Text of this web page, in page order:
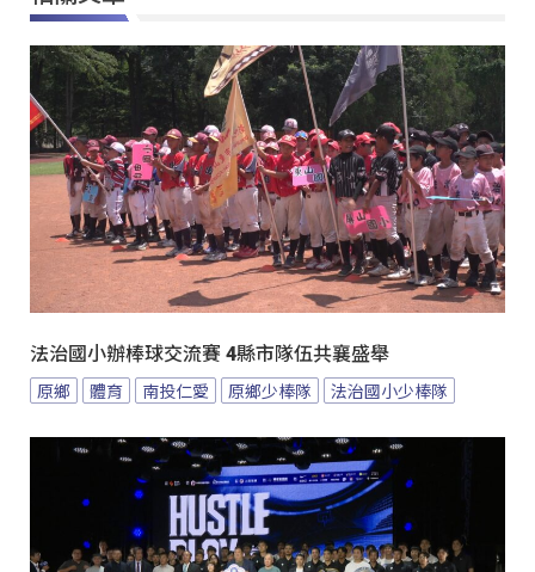
法治國小辦棒球交流賽 4縣市隊伍共襄盛舉
原鄉 體育 南投仁愛 原鄉少棒隊 法治國小少棒隊